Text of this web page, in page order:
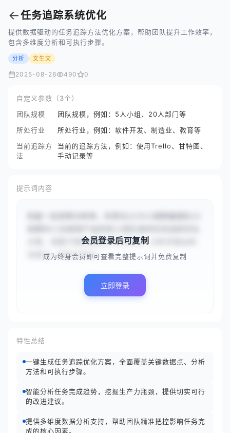
←任务追踪系统优化
提供数据驱动的任务追踪方法优化方案，帮助团队提升工作效率，
包含多维度分析和可执行步骤。
分析 文生文
2025-08-26 490 0
自定义参数（3个）
团队规模
团队规模，例如：5人小组、20人部门等
所处行业
所处行业，例如：软件开发、制造业、教育等
当前追踪方
法
当前的追踪方法，例如：使用Trello、甘特图、
手动记录等
提示词内容
方案。请基于团队规模与行业特点，分析并提出改
进建议。你的分析应...
会员登录后可复制
成为终身会员即可查看完整提示词并免费复制
立即登录
特性总结
一键生成任务追踪优化方案，全面覆盖关键数据点、分析
方法和可执行步骤。
智能分析任务完成趋势，挖掘生产力瓶颈，提供切实可行
的改进建议。
提供多维度数据分析支持，帮助团队精准把控影响任务完
成的核心因素。